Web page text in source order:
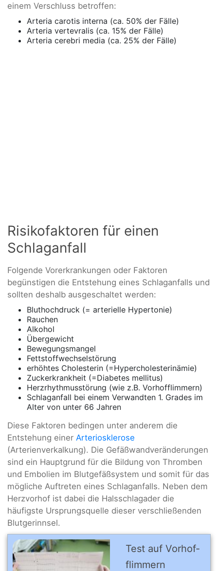
einem Verschluss betroffen:
Arteria carotis interna (ca. 50% der Fälle)
Arteria vertevralis (ca. 15% der Fälle)
Arteria cerebri media (ca. 25% der Fälle)
Risikofaktoren für einen
Schlaganfall
Folgende Vorerkrankungen oder Faktoren
begünstigen die Entstehung eines Schlaganfalls und
sollten deshalb ausgeschaltet werden:
Bluthochdruck (= arterielle Hypertonie)
Rauchen
Alkohol
Übergewicht
Bewegungsmangel
Fettstoffwechselstörung
erhöhtes Cholesterin (=Hypercholesterinämie)
Zuckerkrankheit (=Diabetes mellitus)
Herzrhythmusstörung (wie z.B. Vorhofflimmern)
Schlaganfall bei einem Verwandten 1. Grades im
Alter von unter 66 Jahren
Diese Faktoren bedingen unter anderem die
Entstehung einer Arteriosklerose
(Arterienverkalkung). Die Gefäßwandveränderungen
sind ein Hauptgrund für die Bildung von Thromben
und Embolien im Blutgefäßsystem und somit für das
mögliche Auftreten eines Schlaganfalls. Neben dem
Herzvorhof ist dabei die Halsschlagader die
häufigste Ursprungsquelle dieser verschließenden
Blutgerinnsel.
Test auf Vorhof­
flim­mern